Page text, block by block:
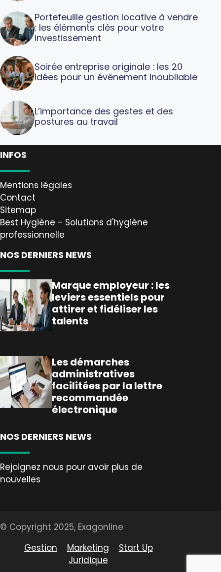
Portefeuille gestion locative à vendre
: les éléments clés pour votre
investissement
Soirée entreprise originale : les 20
idées pour un événement inoubliable
L’importance des gestes et des
postures au travail
INFOS
Mentions légales
Contact
Sitemap
Best Hygiène - Solutions d'hygiène
professionnelle
NOS DERNIERS NEWS
Marque employeur : les
leviers essentiels pour
attirer et fidéliser les
talents
Les démarches
administratives
facilitées par la lettre
recommandée
électronique
NOS DERNIERS NEWS
Rejoignez nous pour avoir plus de
nouvelles
© Copyright 2025, Exagonline
Gestion
Marketing
Start Up
Juridique